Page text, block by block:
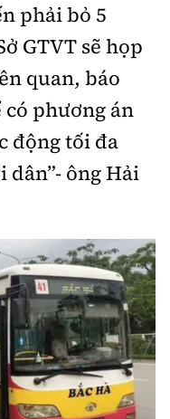
Nga
Tùng,
hành:
nếu không có sự
phải bỏ 5
GTVT sẽ họp
quan, báo
có phương án
động tối đa
dân”- ông Hải